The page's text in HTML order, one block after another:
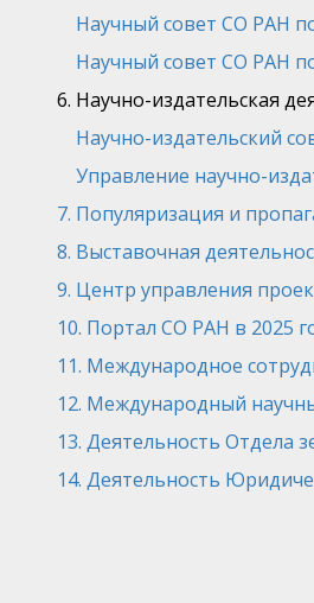
Научный совет СО РАН
Научный совет СО РАН
6. Научно-издательская
Научно-издательский
Управление научно-
7. Популяризация и
8. Выставочная
9. Центр управления
10. Портал СО РАН в 2025
11. Международное
12. Международный
13. Деятельность Отдела
14. Деятельность